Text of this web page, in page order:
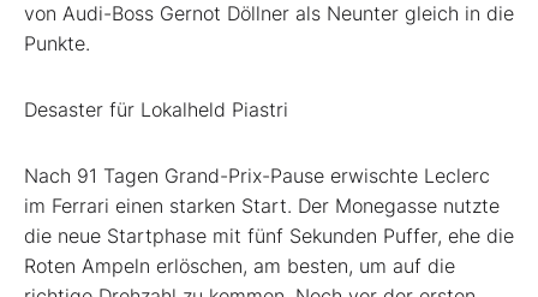
von Audi-Boss Gernot Döllner als Neunter gleich in die
Punkte.
Desaster für Lokalheld Piastri
Nach 91 Tagen Grand-Prix-Pause erwischte Leclerc
im Ferrari einen starken Start. Der Monegasse nutzte
die neue Startphase mit fünf Sekunden Puffer, ehe die
Roten Ampeln erlöschen, am besten, um auf die